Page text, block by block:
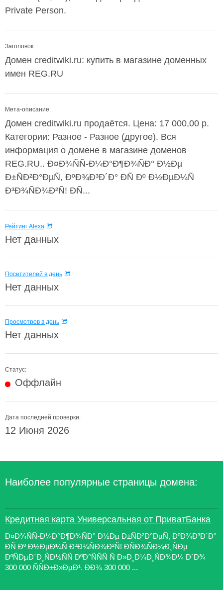
Private Person.
Заголовок:
Домен creditwiki.ru: купить в магазине доменных
имен REG.RU
Мета-описание:
Домен creditwiki.ru продаётся. Цена: 17 000,00 р.
Категории: Разное - Разное (другое). Вся
информация о домене в магазине доменов
REG.RU.. Ð¤Ð¾ÑÑ-Ð¼Ð°Ð¶Ð¾ÑÐ° Ð½Ðµ
Ð±ÑÐ²Ð°ÐµÑ, ÐºÐ¾Ð³Ð´Ð° ÐÑ Ðº Ð½ÐµÐ¼Ñ
Ð³Ð¾ÑÐ¾Ð²Ñ! ÐÑ...
Рейтинг Alexa
Нет данных
Посетителей в день
Нет данных
Просмотров в день
Нет данных
Статус:
Оффлайн
Дата последней проверки:
12 Июня 2026
Наиболее популярные страницы домена:
Кредитная карта Универсальная от ПриватБанка
Ð¤Ð¾ÑÑ-Ð¼Ð°Ð¶Ð¾ÑÐ° Ð½Ðµ Ð±ÑÐ²Ð°ÐµÑ, ÐºÐ¾Ð³Ð´Ð°
ÐÑ Ðº Ð½ÐµÐ¼Ñ Ð³Ð¾ÑÐ¾Ð²Ñ! ÐÑÐ¾ÑÐ¼Ð¸ÑÐµ
ÐºÑÐµÐ´Ð¸ÑÐ½ÑÑ ÐºÐ°ÑÑÑ Ñ Ð»Ð¸Ð¼Ð¸ÑÐ¾Ð¼ Ð´Ð¾
300 000 ÑÑÐ±Ð»ÐµÐ¹. ÐÐ¾ 300 000 ...